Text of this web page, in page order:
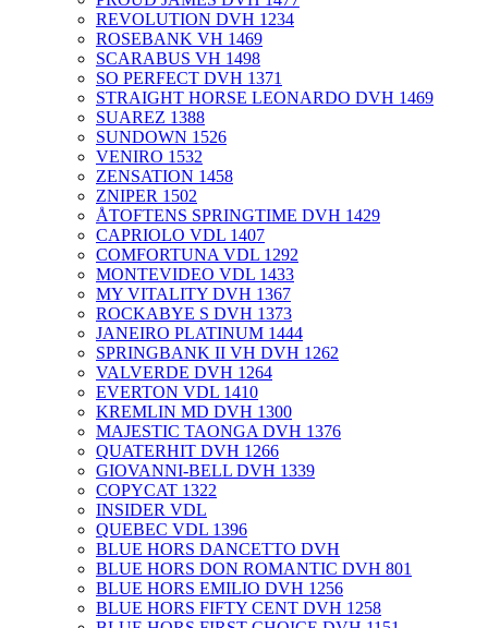
REVOLUTION DVH 1234
ROSEBANK VH 1469
SCARABUS VH 1498
SO PERFECT DVH 1371
STRAIGHT HORSE LEONARDO DVH 1469
SUAREZ 1388
SUNDOWN 1526
VENIRO 1532
ZENSATION 1458
ZNIPER 1502
ÅTOFTENS SPRINGTIME DVH 1429
CAPRIOLO VDL 1407
COMFORTUNA VDL 1292
MONTEVIDEO VDL 1433
MY VITALITY DVH 1367
ROCKABYE S DVH 1373
JANEIRO PLATINUM 1444
SPRINGBANK II VH DVH 1262
VALVERDE DVH 1264
EVERTON VDL 1410
KREMLIN MD DVH 1300
MAJESTIC TAONGA DVH 1376
QUATERHIT DVH 1266
GIOVANNI-BELL DVH 1339
COPYCAT 1322
INSIDER VDL
QUEBEC VDL 1396
BLUE HORS DANCETTO DVH
BLUE HORS DON ROMANTIC DVH 801
BLUE HORS EMILIO DVH 1256
BLUE HORS FIFTY CENT DVH 1258